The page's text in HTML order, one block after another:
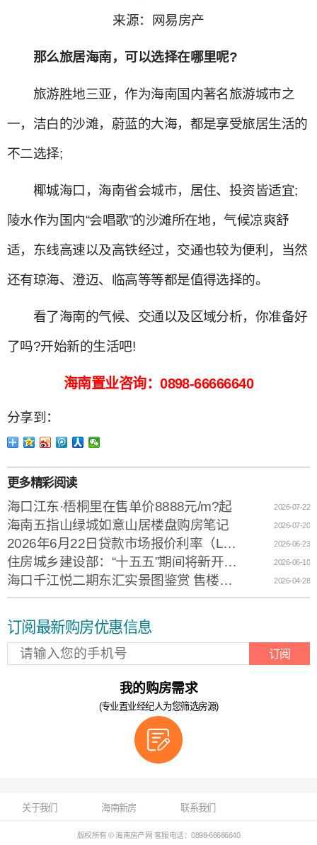
来源：网易房产
那么旅居海南，可以选择在哪里呢?
旅游胜地三亚，作为海南国内著名旅游城市之
一，洁白的沙滩，蔚蓝的大海，都是享受旅居生活的
不二选择;
椰城海口，海南省会城市，居住、投资皆适宜;
陵水作为国内“会唱歌”的沙滩所在地，气候凉爽舒
适，东线高速以及高铁经过，交通也较为便利，当然
还有琼海、澄迈、临高等等都是值得选择的。
看了海南的气候、交通以及区域分析，你准备好
了吗?开始新的生活吧!
海南置业咨询：0898-66666640
分享到：
更多精彩阅读
海口江东·梧桐里在售单价8888元/m?起 2026-07-22
海南五指山绿城如意山居楼盘购房笔记 2026-07-20
2026年6月22日贷款市场报价利率（LPR） 2026-06-23
住房城乡建设部：“十五五”期间将新开工改造城镇老旧小区11.5万个 2026-06-10
海口千江悦二期东汇实景图鉴赏 售楼电话0898-66666982 2026-04-28
订阅最新购房优惠信息
订阅
我的购房需求
(专业置业经纪人为您筛选房源)
关于我们 海南新房 联系我们
版权所有 © 海南房产网 客服电话：0898-66666640